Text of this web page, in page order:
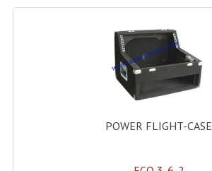
Multi-Effets, Reverbes
Peripheriques Traitements Et
Portes Voix Mégaphones
Pupitre Pour Discours
POWER FLIGHT-CASE